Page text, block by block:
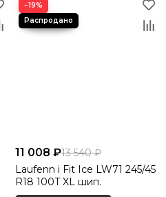
−19%
11 008 ₽13 540 ₽
Laufenn i Fit Ice LW71 245/45
R18 100T XL шип.